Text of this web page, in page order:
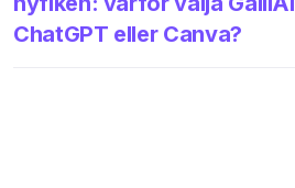
ChatGPT eller Canva?